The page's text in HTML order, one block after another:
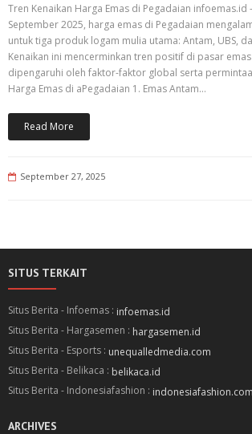
Tren Kenaikan Harga Emas di Pegadaian infoemas.id
September 2025, harga emas di Pegadaian
untuk tiga produk logam mulia utama: Antam, UBS,
Kenaikan ini mencerminkan tren positif di pasar
dipengaruhi oleh faktor-faktor global serta
Harga Emas di aPegadaian 1. Emas Antam…
Read More
September 27, 2025
SITUS TERKAIT
Situs Berita - Infoemas : infoemas.id
Situs Berita - Hargasemen : hargasemen.id
Situs Berita - Esports : unequalledmedia.com
Situs Berita - Belikaca : belikaca.id
Situs Berita - Indonesiafashion : indonesiafashion.com
ARCHIVES